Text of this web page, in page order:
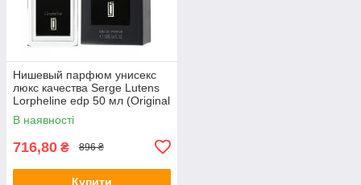
Нишевый парфюм унисекс
люкс качества Serge Lutens
Lorpheline edp 50 мл (Original
Quality)
В наявності
716,80 ₴ 896 ₴
Купити